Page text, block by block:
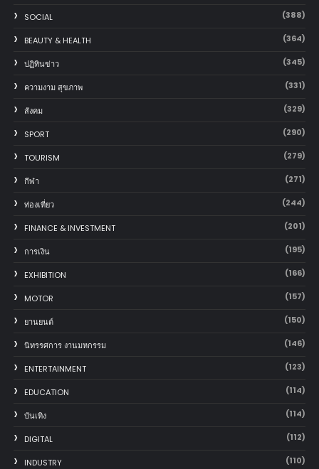
SOCIAL (388)
BEAUTY & HEALTH (364)
ปฏิทินข่าว (345)
ความงาม สุขภาพ (331)
สังคม (329)
SPORT (290)
TOURISM (279)
กีฬา (271)
ท่องเที่ยว (244)
FINANCE & INVESTMENT (201)
การเงิน (195)
EXHIBITION (166)
MOTOR (157)
‎ยานยนต์‎ (150)
นิทรรศการ งานมหกรรม (146)
ENTERTAINMENT (123)
EDUCATION (114)
บันเทิง (114)
DIGITAL (112)
INDUSTRY (110)